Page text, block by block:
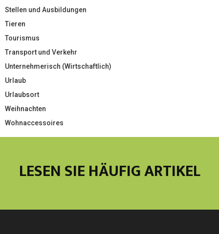
Stellen und Ausbildungen
Tieren
Tourismus
Transport und Verkehr
Unternehmerisch (Wirtschaftlich)
Urlaub
Urlaubsort
Weihnachten
Wohnaccessoires
LESEN SIE HÄUFIG ARTIKEL